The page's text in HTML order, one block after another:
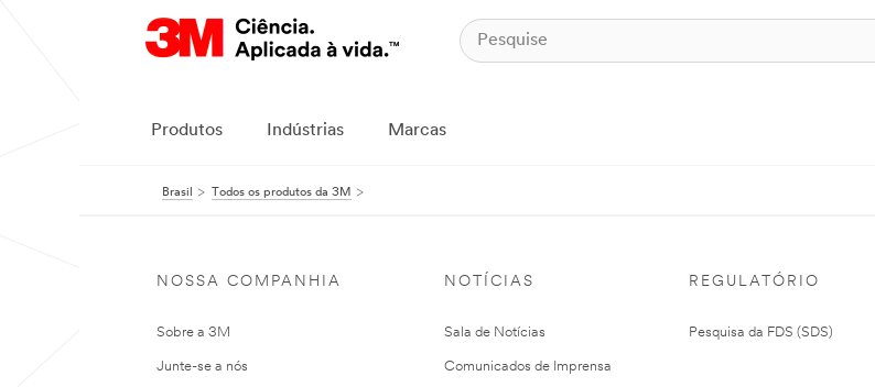
Produtos Indústrias Marcas
Brasil Todos os produtos da 3M
NOSSA COMPANHIA
Sobre a 3M
Junte-se a nós
NOTÍCIAS
Sala de Notícias
Comunicados de Imprensa
REGULATÓRIO
Pesquisa da FDS (SDS)